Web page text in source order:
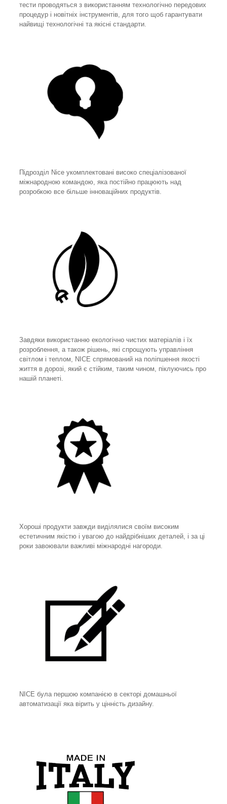
тести проводяться з використанням технологічно передових
процедур і новітніх інструментів, для того щоб гарантувати
найвищі технологічні та якісні стандарти.
Підрозділ Nice укомплектовані високо спеціалізованої
міжнародною командою, яка постійно працюють над
розробкою все більше інноваційних продуктів.
Завдяки використанню екологічно чистих матеріалів і їх
розроблення, а також рішень, які спрощують управління
світлом і теплом, NICE спрямований на поліпшення якості
життя в дорозі, який є стійким, таким чином, піклуючись про
нашій планеті.
Хороші продукти завжди виділялися своїм високим
естетичним якістю і увагою до найдрібніших деталей, і за ці
роки завоювали важливі міжнародні нагороди.
NICE була першою компанією в секторі домашньої
автоматизації яка вірить у цінність дизайну.